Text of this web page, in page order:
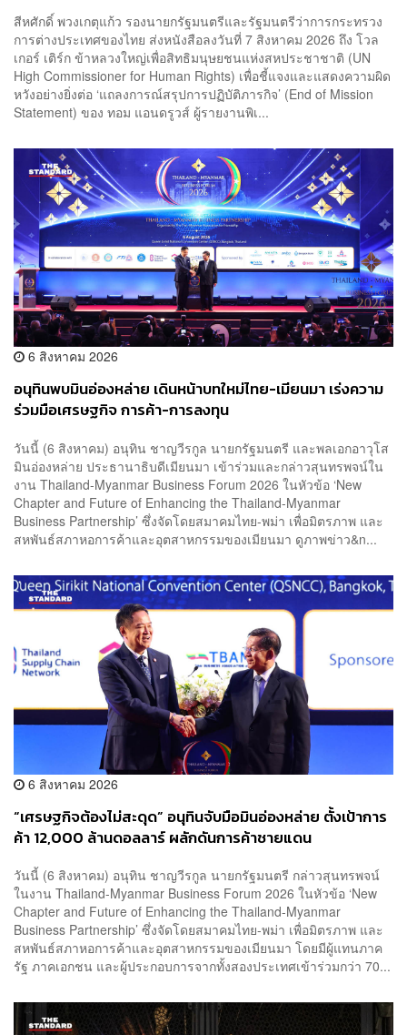
สีหศักดิ์ พวงเกตุแก้ว รองนายกรัฐมนตรีและรัฐมนตรีว่าการกระทรวง
การต่างประเทศของไทย ส่งหนังสือลงวันที่ 7 สิงหาคม 2026 ถึง โวล
เกอร์ เติร์ก ข้าหลวงใหญ่เพื่อสิทธิมนุษยชนแห่งสหประชาชาติ (UN
High Commissioner for Human Rights) เพื่อชี้แจงและแสดงความผิด
หวังอย่างยิ่งต่อ ‘แถลงการณ์สรุปการปฏิบัติภารกิจ’ (End of Mission
Statement) ของ ทอม แอนดรูวส์ ผู้รายงานพิเ...
6 สิงหาคม 2026
อนุทินพบมินอ่องหล่าย เดินหน้าบทใหม่ไทย-เมียนมา เร่งความ
ร่วมมือเศรษฐกิจ การค้า-การลงทุน
วันนี้ (6 สิงหาคม) อนุทิน ชาญวีรกูล นายกรัฐมนตรี และพลเอกอาวุโส
มินอ่องหล่าย ประธานาธิบดีเมียนมา เข้าร่วมและกล่าวสุนทรพจน์ใน
งาน Thailand-Myanmar Business Forum 2026 ในหัวข้อ ‘New
Chapter and Future of Enhancing the Thailand-Myanmar
Business Partnership’ ซึ่งจัดโดยสมาคมไทย-พม่า เพื่อมิตรภาพ และ
สหพันธ์สภาหอการค้าและอุตสาหกรรมของเมียนมา ดูภาพข่าว&n...
6 สิงหาคม 2026
“เศรษฐกิจต้องไม่สะดุด” อนุทินจับมือมินอ่องหล่าย ตั้งเป้าการ
ค้า 12,000 ล้านดอลลาร์ ผลักดันการค้าชายแดน
วันนี้ (6 สิงหาคม) อนุทิน ชาญวีรกูล นายกรัฐมนตรี กล่าวสุนทรพจน์
ในงาน Thailand-Myanmar Business Forum 2026 ในหัวข้อ ‘New
Chapter and Future of Enhancing the Thailand-Myanmar
Business Partnership’ ซึ่งจัดโดยสมาคมไทย-พม่า เพื่อมิตรภาพ และ
สหพันธ์สภาหอการค้าและอุตสาหกรรมของเมียนมา โดยมีผู้แทนภาค
รัฐ ภาคเอกชน และผู้ประกอบการจากทั้งสองประเทศเข้าร่วมกว่า 70...